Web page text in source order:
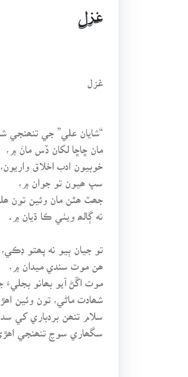
غزل
غزل
“شايان علي” جي تنھنجي
مان ڇاڇا لکان ڏس مانَ ۾،
خوبيون ادب اخلاق واريون،
سڀ ھيون تو جوان ۾،
جھٽ ھٿن مان وئين تون
نه ڳالھ ويٺي ڪا ڌيان ۾.
تو جيان ٻيو نه پھتو ڊڪي،
ھن موت سندي ميدان ۾،
موت اڱڻ آيو بھانو بجليءَ
شھادت ماڻي، تون وئين
سلام تنھن بردباري کي
سگھاري سوچ تنھنجي